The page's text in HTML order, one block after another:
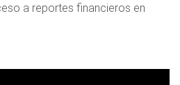
a reportes financieros en